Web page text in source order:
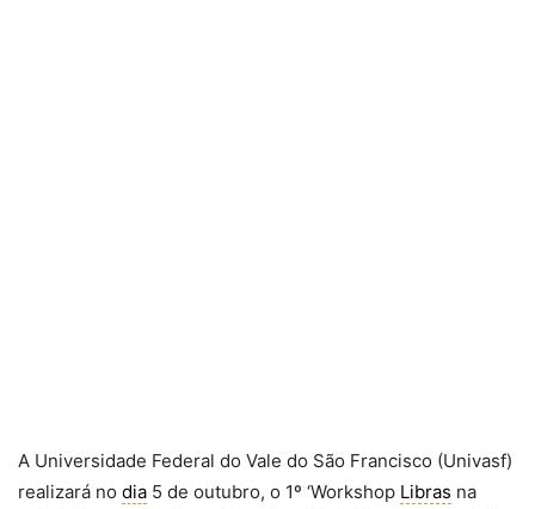
A Universidade Federal do Vale do São Francisco (Univasf)
realizará no dia 5 de outubro, o 1º ‘Workshop Libras na